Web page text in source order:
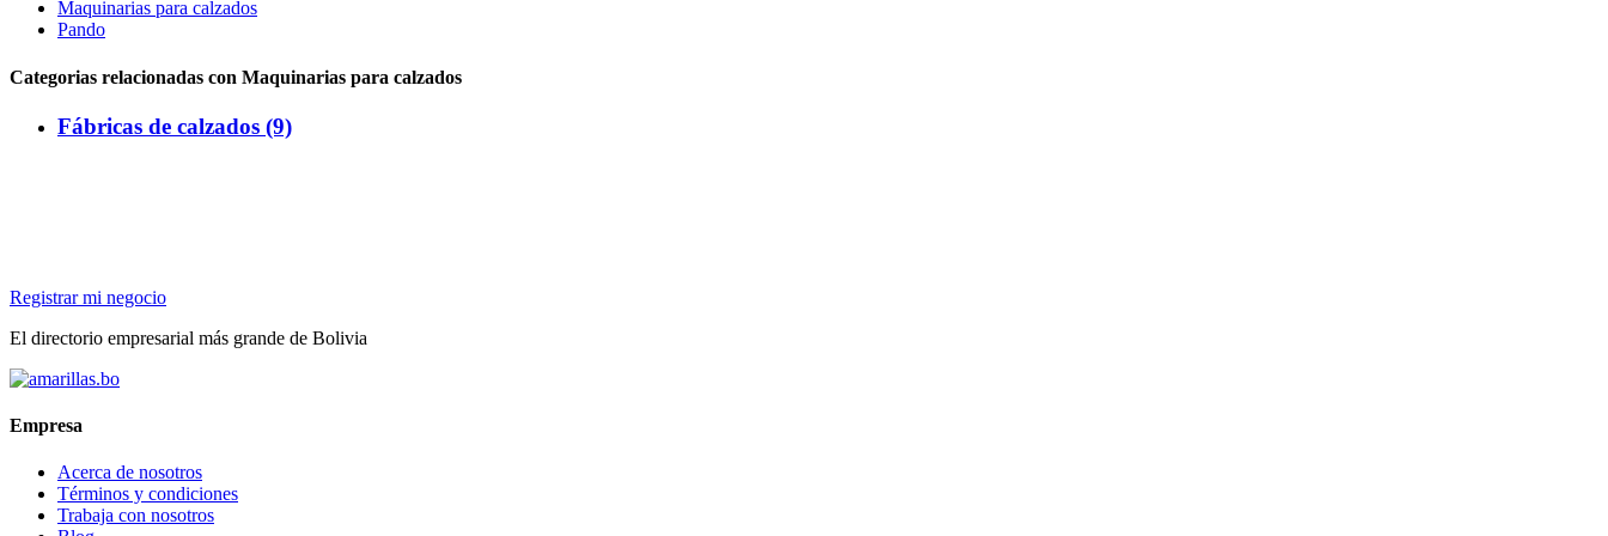
Maquinarias para calzados
Pando
Categorias relacionadas con Maquinarias para calzados
Fábricas de calzados (9)
Registrar mi negocio
El directorio empresarial más grande de Bolivia
Empresa
Acerca de nosotros
Términos y condiciones
Trabaja con nosotros